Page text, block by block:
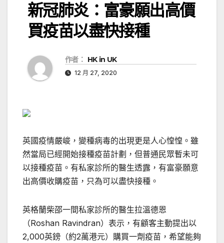
新冠肺炎：富豪願出高價
買疫苗以盡快接種
作者： HK in UK
12 月 27, 2020
英國疫情嚴峻，變種病毒的出現更是人心惶惶。雖
然當局已經開始接種疫苗計劃，但普通民眾暫未可
以接種疫苗。有私家診所的醫生透露，有富豪願意
出高價收購疫苗，只為可以盡快接種。
英格蘭柴邵一間私家診所的醫生拉溫德恩
（Roshan Ravindran）表示，有顧客主動提出以
2,000英鎊（約2萬港元）購買一劑疫苗，希望能夠